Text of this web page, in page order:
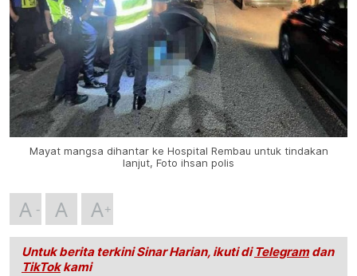
Mayat mangsa dihantar ke Hospital Rembau untuk tindakan
lanjut, Foto ihsan polis
A A A
Untuk berita terkini Sinar Harian, ikuti di Telegramdan
TikTokkami